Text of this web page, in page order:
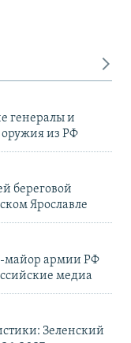
генералы и
из РФ
береговой
Ярославле
майор армии РФ
медиа
Зеленский